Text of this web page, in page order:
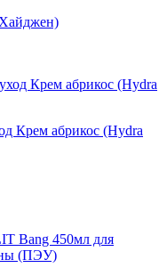
Крем абрикос (Hydra